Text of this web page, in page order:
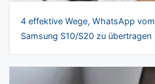
4 effektive Wege, WhatsApp
Samsung S10/S20 zu übertragen